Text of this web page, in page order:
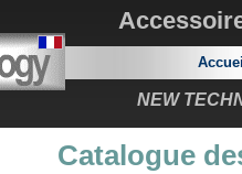
NEW
Catalogue